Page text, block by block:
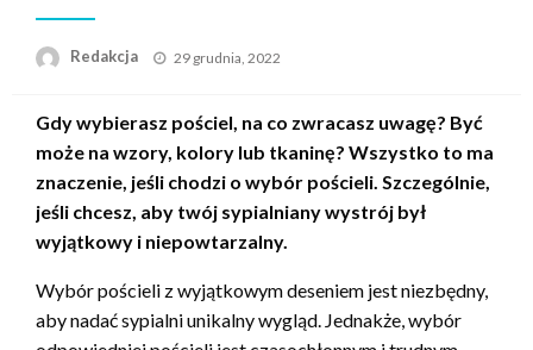
Redakcja
Opublikowane
29 grudnia, 2022
Gdy wybierasz pościel, na co zwracasz uwagę? Być
może na wzory, kolory lub tkaninę? Wszystko to ma
znaczenie, jeśli chodzi o wybór pościeli. Szczególnie,
jeśli chcesz, aby twój sypialniany wystrój był
wyjątkowy i niepowtarzalny.
Wybór pościeli z wyjątkowym deseniem jest niezbędny,
aby nadać sypialni unikalny wygląd. Jednakże, wybór